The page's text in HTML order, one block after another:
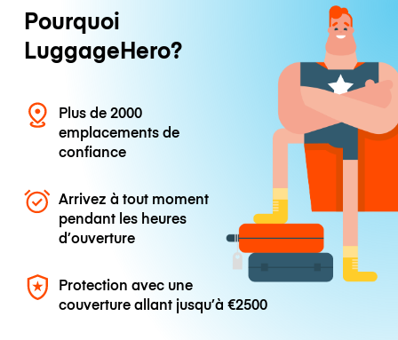
Pourquoi
LuggageHero?
Plus de 2000
emplacements de
confiance
Arrivez à tout moment
pendant les heures
d’ouverture
Protection avec une
couverture allant jusqu’à€2500